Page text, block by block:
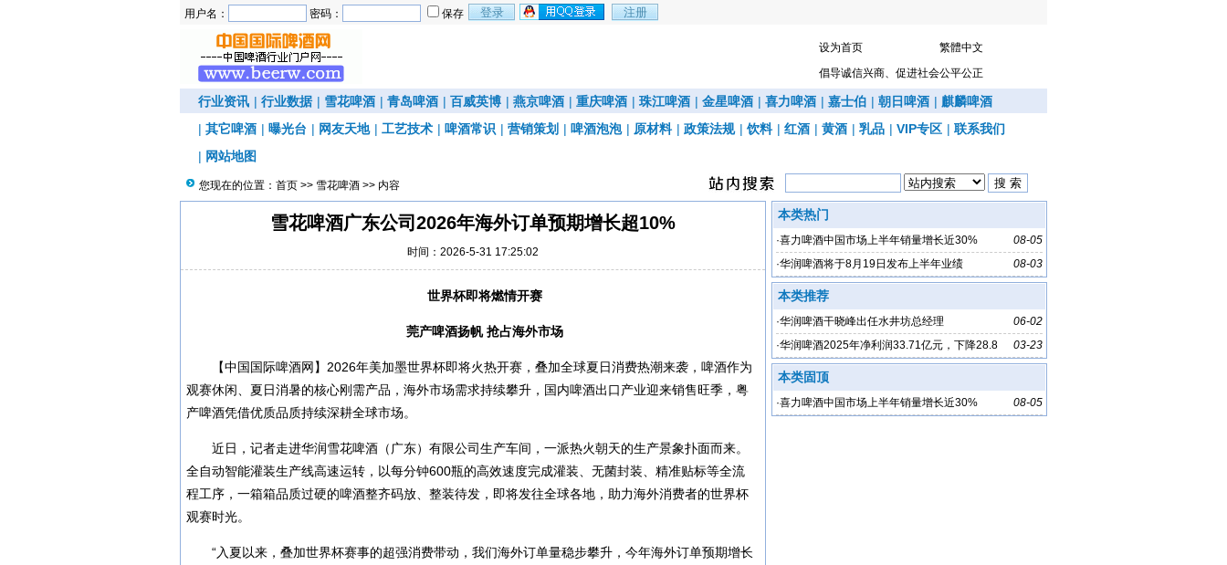
用户名： 密码： 保存
设为首页
繁體中文
倡导诚信兴商、促进社会公平公正
行业资讯 | 行业数据 | 雪花啤酒 | 青岛啤酒 | 百威英博 | 燕京啤酒 | 重庆啤酒 | 珠江啤酒 | 金星啤酒 | 喜力啤酒 | 嘉士伯 | 朝日啤酒 | 麒麟啤酒
| 其它啤酒 | 曝光台 | 网友天地 | 工艺技术 | 啤酒常识 | 营销策划 | 啤酒泡泡 | 原材料 | 政策法规 | 饮料 | 红酒 | 黄酒 | 乳品 | VIP专区 | 联系我们
| 网站地图
您现在的位置： 首页 >> 雪花啤酒 >> 内容
雪花啤酒广东公司2026年海外订单预期增长超10%
时间：2026-5-31 17:25:02
世界杯即将燃情开赛
莞产啤酒扬帆 抢占海外市场
【中国国际啤酒网】2026年美加墨世界杯即将火热开赛，叠加全球夏日消费热潮来袭，啤酒作为
观赛休闲、夏日消暑的核心刚需产品，海外市场需求持续攀升，国内啤酒出口产业迎来销售旺季，粤
产啤酒凭借优质品质持续深耕全球市场。
近日，记者走进华润雪花啤酒（广东）有限公司生产车间，一派热火朝天的生产景象扑面而来。
全自动智能灌装生产线高速运转，以每分钟600瓶的高效速度完成灌装、无菌封装、精准贴标等全流
程工序，一箱箱品质过硬的啤酒整齐码放、整装待发，即将发往全球各地，助力海外消费者的世界杯
观赛时光。
“入夏以来，叠加世界杯赛事的超强消费带动，我们海外订单量稳步攀升，今年海外订单预期增长
本类热门
08-05
·喜力啤酒中国市场上半年销量增长近30%
08-03
·华润啤酒将于8月19日发布上半年业绩
本类推荐
06-02
·华润啤酒干晓峰出任水井坊总经理
03-23
·华润啤酒2025年净利润33.71亿元，下降28.8
7%
本类固顶
08-05
·喜力啤酒中国市场上半年销量增长近30%